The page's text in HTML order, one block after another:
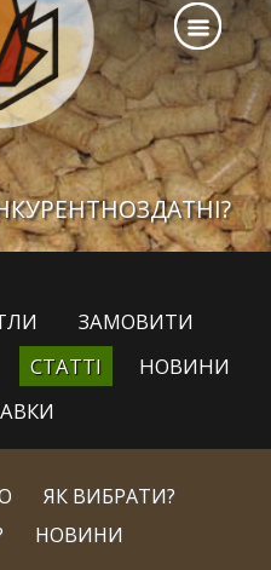
ЗАМОВИТИ
СТАТТІ
НОВИНИ
ЯК ВИБРАТИ?
НОВИНИ